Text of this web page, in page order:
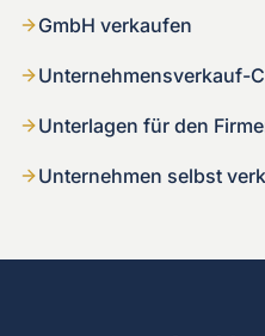
GmbH verkaufen
Unternehmensverkauf-
Unterlagen für den
Unternehmen selbst